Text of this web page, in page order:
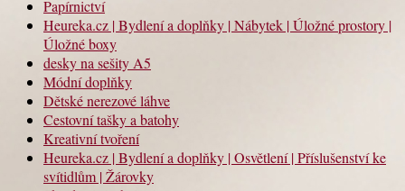
Papírnictví
Heureka.cz | Bydlení a doplňky | Nábytek | Úložné prostory |
Úložné boxy
desky na sešity A5
Módní doplňky
Dětské nerezové láhve
Cestovní tašky a batohy
Kreativní tvoření
Heureka.cz | Bydlení a doplňky | Osvětlení | Příslušenství ke
svítidlům | Žárovky